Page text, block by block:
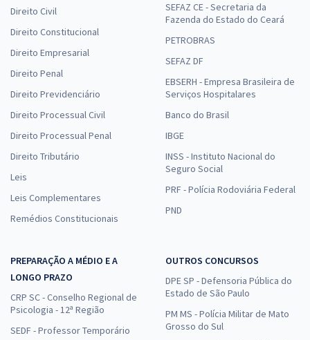
Direito Civil
Direito Constitucional
Direito Empresarial
Direito Penal
Direito Previdenciário
Direito Processual Civil
Direito Processual Penal
Direito Tributário
Leis
Leis Complementares
Remédios Constitucionais
SEFAZ CE - Secretaria da
Fazenda do Estado do Ceará
PETROBRAS
SEFAZ DF
EBSERH - Empresa Brasileira de
Serviços Hospitalares
Banco do Brasil
IBGE
INSS - Instituto Nacional do
Seguro Social
PRF - Polícia Rodoviária Federal
PND
PREPARAÇÃO A MÉDIO E A
LONGO PRAZO
CRP SC - Conselho Regional de
Psicologia - 12ª Região
SEDF - Professor Temporário
OUTROS CONCURSOS
DPE SP - Defensoria Pública do
Estado de São Paulo
PM MS - Polícia Militar de Mato
Grosso do Sul